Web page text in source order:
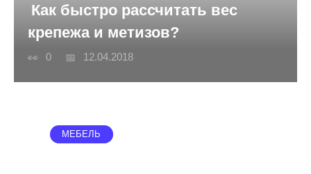
Как быстро рассчитать вес
крепежа и метизов?
0 12.04.2018
МЕБЕЛЬ